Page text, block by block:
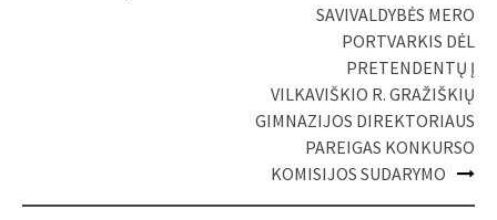
SAVIVALDYBĖS MERO
PORTVARKIS DĖL
PRETENDENTŲ Į
VILKAVIŠKIO R. GRAŽIŠKIŲ
GIMNAZIJOS DIREKTORIAUS
PAREIGAS KONKURSO
KOMISIJOS SUDARYMO